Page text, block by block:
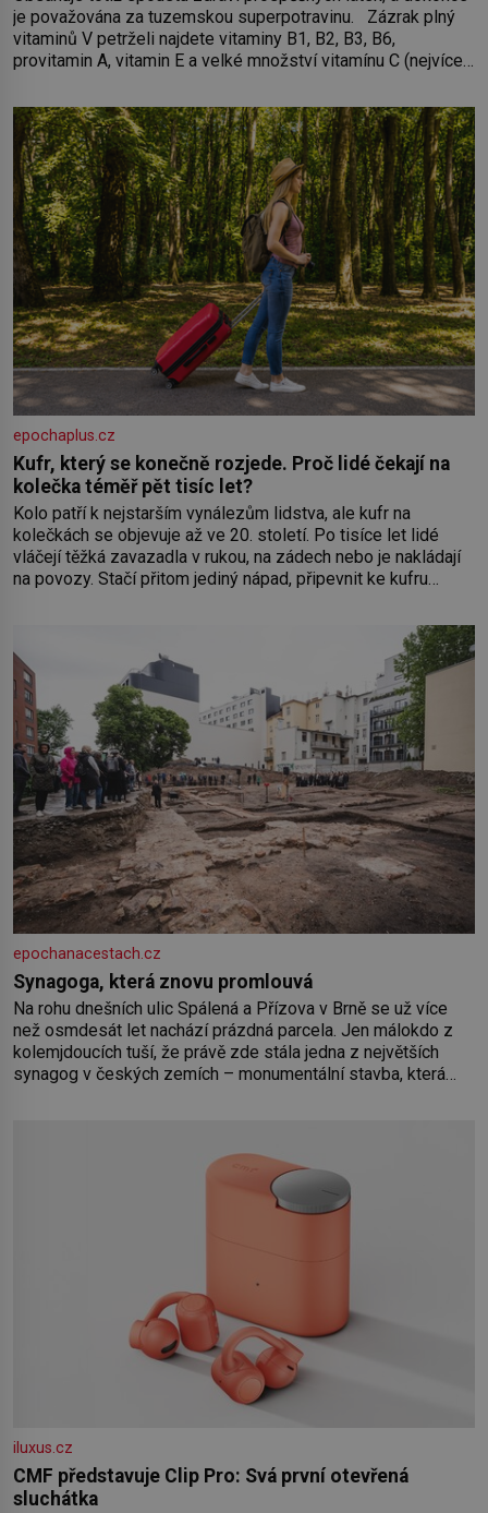
je považována za tuzemskou superpotravinu. Zázrak plný
vitaminů V petrželi najdete vitaminy B1, B2, B3, B6,
provitamin A, vitamin E a velké množství vitamínu C (nejvíce
také, ale je ho desetkrát méně), a kyselinu listovou. Ale
epochaplus.cz
Kufr, který se konečně rozjede. Proč lidé čekají na
kolečka téměř pět tisíc let?
Kolo patří k nejstarším vynálezům lidstva, ale kufr na
kolečkách se objevuje až ve 20. století. Po tisíce let lidé
vláčejí těžká zavazadla v rukou, na zádech nebo je nakládají
na povozy. Stačí přitom jediný nápad, připevnit ke kufru
epochanacestach.cz
Synagoga, která znovu promlouvá
Na rohu dnešních ulic Spálená a Přízova v Brně se už více
než osmdesát let nachází prázdná parcela. Jen málokdo z
kolemjdoucích tuší, že právě zde stála jedna z největších
synagog v českých zemích – monumentální stavba, která
iluxus.cz
CMF představuje Clip Pro: Svá první otevřená
sluchátka